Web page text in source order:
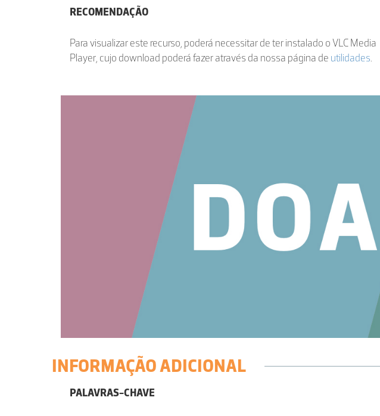
RECOMENDAÇÃO
Para visualizar este recurso, poderá necessitar de ter instalado o VLC Media
Player, cujo download poderá fazer através da nossa página de utilidades.
INFORMAÇÃO ADICIONAL
PALAVRAS-CHAVE